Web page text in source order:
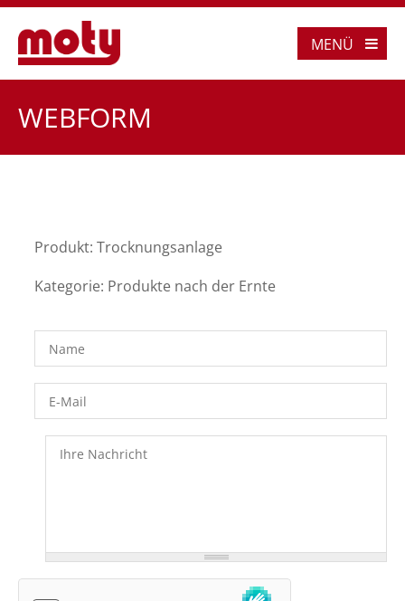
MENÜ
WEBFORM
Produkt: Trocknungsanlage
Kategorie: Produkte nach der Ernte
Name
E-Mail *
Nachricht